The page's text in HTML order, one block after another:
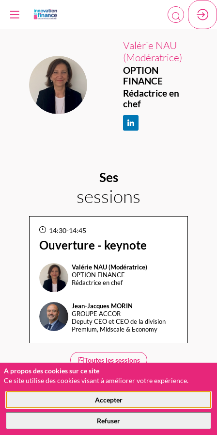
VN(
Valérie NAU
(Modératrice)
OPTION
FINANCE
Rédactrice en
chef
Ses
sessions
14:30-14:45
Ouverture - keynote
VN(
Valérie NAU (Modératrice)
OPTION FINANCE
Rédactrice en chef
JM
Jean-Jacques MORIN
GROUPE ACCOR
Deputy CEO et CEO de la division
Premium, Midscale & Economy
Toutes les sessions
A propos des cookies sur ce site
Ce site utilise des cookies visant à améliorer votre expérience.
Accepter
Refuser